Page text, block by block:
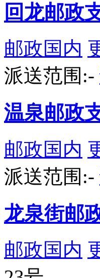
回龙邮政
邮政国内
派送范围:-
温泉邮政
邮政国内
派送范围:-
龙泉街邮
邮政国内